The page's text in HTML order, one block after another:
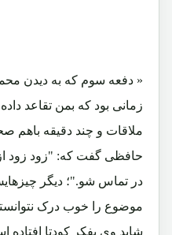
« دفعه سوم که به دیدن
زمانی بود که بمن تقاعد داده
ملاقات و چند دقیقه باهم
حافظی گفت که: "زود زود از
در تماس شو."؛ دیگر
موضوع را خوب درک
شاید وی بفکر کودتا افتاده